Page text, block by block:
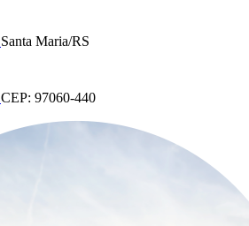
Santa Maria/RS
CEP: 97060-440